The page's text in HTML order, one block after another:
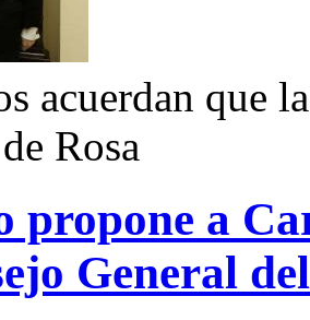
acuerdan que
Rosa
propone a
General